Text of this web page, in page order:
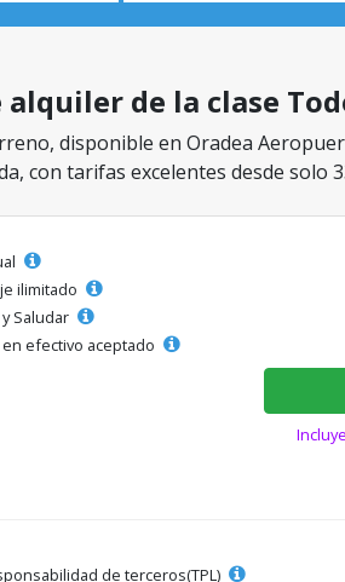
de la clase
disponible en Oradea
con tarifas excelentes desde solo
ilimitado
Saludar
efectivo aceptado
de terceros(TPL)